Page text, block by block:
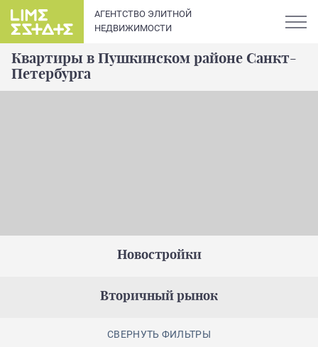
АГЕНТСТВО ЭЛИТНОЙ
НЕДВИЖИМОСТИ
Отзывы
премиум-класса
Квартиры в Пушкинском районе Санкт-
Петербурга
Новостройки
Вторичный рынок
СВЕРНУТЬ ФИЛЬТРЫ